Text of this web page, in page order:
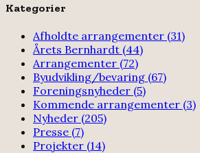
Kategorier
Afholdte arrangementer (31)
Årets Bernhardt (44)
Arrangementer (72)
Byudvikling/bevaring (67)
Foreningsnyheder (5)
Kommende arrangementer (3)
Nyheder (205)
Presse (7)
Projekter (14)